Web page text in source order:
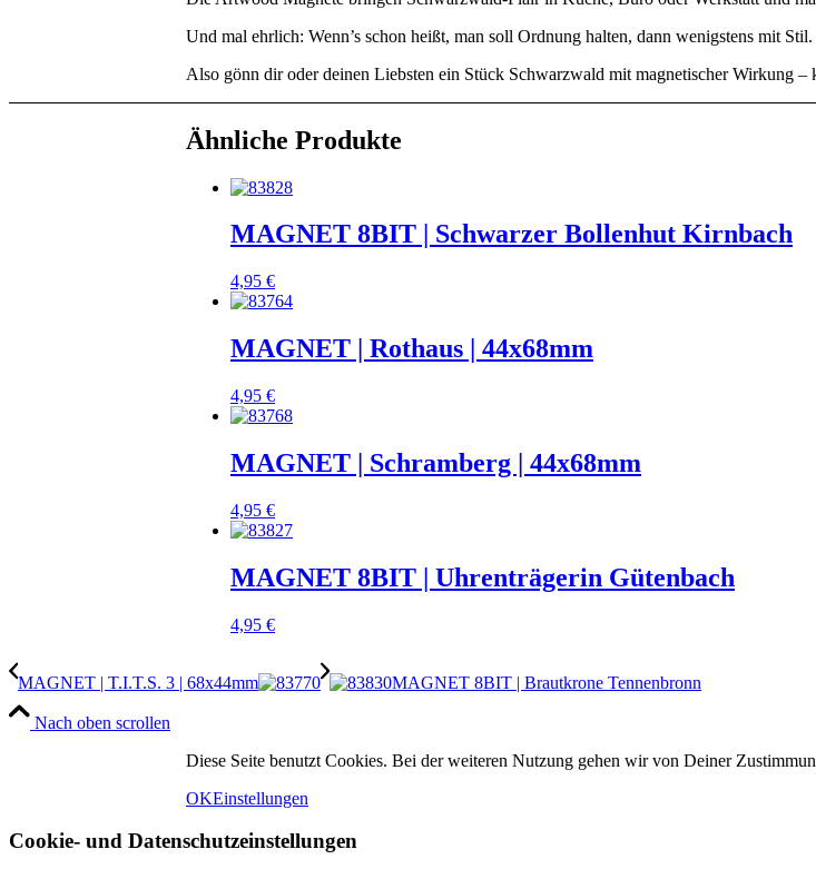
Und mal ehrlich: Wenn’s schon heißt, man soll Ordnung halten, dann wenigstens mit Stil.
Also gönn dir oder deinen Liebsten ein Stück Schwarzwald mit magnetischer Wirkung –
Ähnliche Produkte
MAGNET 8BIT | Schwarzer Bollenhut Kirnbach
4,95 €
MAGNET | Rothaus | 44x68mm
4,95 €
MAGNET | Schramberg | 44x68mm
4,95 €
MAGNET 8BIT | Uhrenträgerin Gütenbach
4,95 €
MAGNET | T.I.T.S. 3 | 68x44mm MAGNET 8BIT | Brautkrone Tennenbronn
Nach oben scrollen
Diese Seite benutzt Cookies. Bei der weiteren Nutzung gehen wir von Deiner
OKEinstellungen
Cookie- und Datenschutzeinstellungen